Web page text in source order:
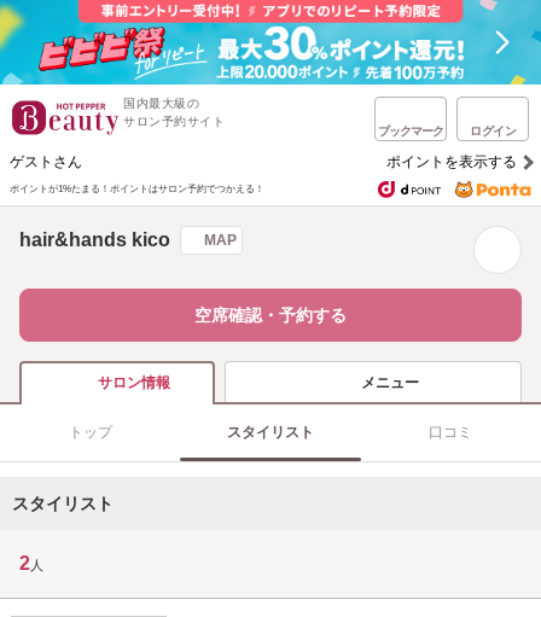
国内最大級の
サロン予約サイト
ブックマーク ログイン
ゲストさん ポイントを表示する
ポイントが1%たまる！ ポイントはサロン予約でつかえる！
hair&hands kico MAP
空席確認・予約する
サロン情報 メニュー
トップ スタイリスト 口コミ
スタイリスト
2 人